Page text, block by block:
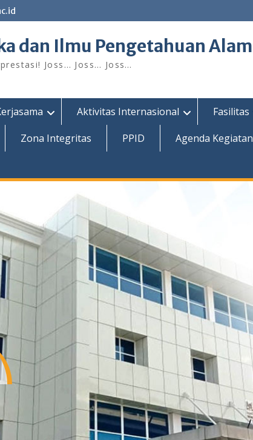
dan Ilmu Pengetahuan Alam
Joss… Joss… Joss…
Aktivitas Internasional Fasilitas
Zona Integritas
PPID Agenda Kegiatan